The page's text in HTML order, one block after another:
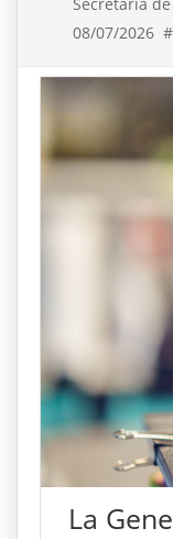
08/07/2026
La